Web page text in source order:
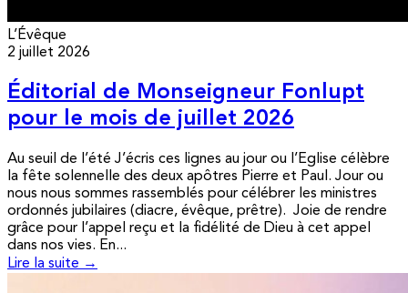
L’Évêque
2 juillet 2026
Éditorial de Monseigneur Fonlupt
pour le mois de juillet 2026
Au seuil de l’été J’écris ces lignes au jour ou l’Eglise célèbre
la fête solennelle des deux apôtres Pierre et Paul. Jour ou
nous nous sommes rassemblés pour célébrer les ministres
ordonnés jubilaires (diacre, évêque, prêtre). Joie de rendre
grâce pour l’appel reçu et la fidélité de Dieu à cet appel
dans nos vies. En...
Lire la suite →